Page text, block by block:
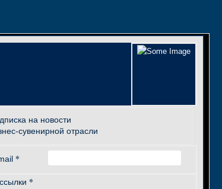
на новости
сувенирной отрасли
*
*